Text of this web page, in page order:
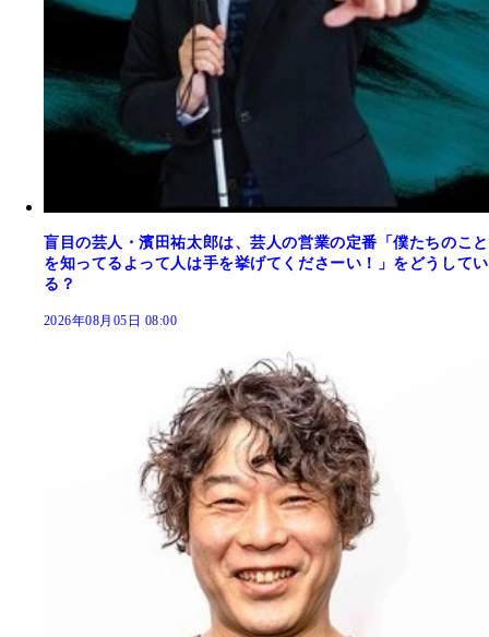
盲目の芸人・濱田祐太郎は、芸人の営業の定番「僕たちのこと
を知ってるよって人は手を挙げてくださーい！」をどうしてい
る？
2026年08月05日 08:00